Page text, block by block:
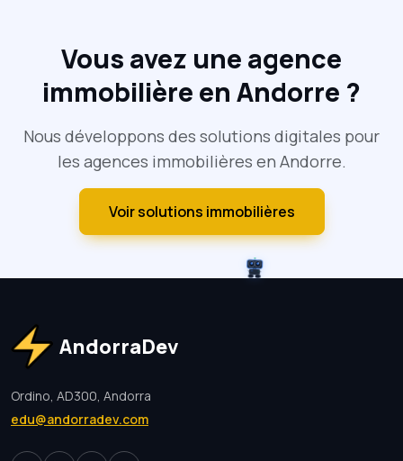
Vous avez une agence
immobilière en Andorre ?
Nous développons des solutions digitales pour
les agences immobilières en Andorre.
Voir solutions immobilières
AndorraDev
Ordino, AD300, Andorra
edu@andorradev.com